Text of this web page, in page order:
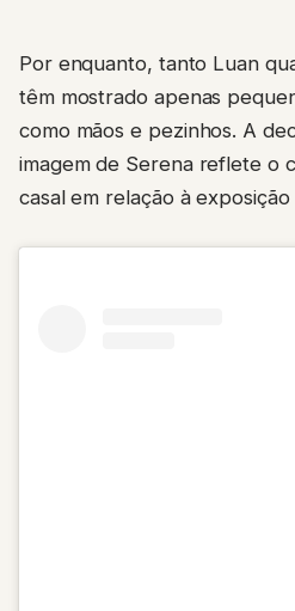
Por enquanto, tanto Luan
têm mostrado apenas
como mãos e pezinhos. A
imagem de Serena reflete o
casal em relação à